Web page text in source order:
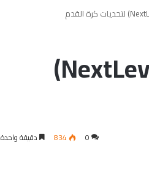
“يلو” راعيرئيسياً لفعالية (NextLevel)
0
834 دقيقة واحدة